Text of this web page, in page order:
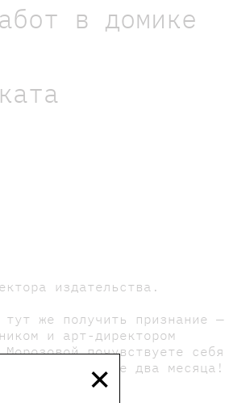
×
в домике
издательства.
же получить признание —
и арт-директором
почувствуете себя
желающим еще два месяца!